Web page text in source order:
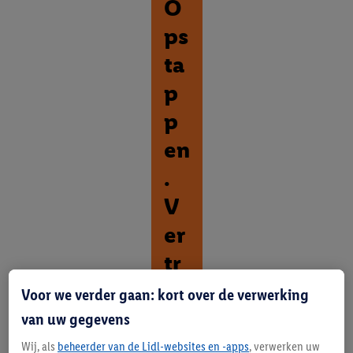
O
ps
ta
p
p
en
.
V
er
tr
ek
Voor we verder gaan: kort over de verwerking
van uw gegevens
Wij, als beheerder van de Lidl-websites en -apps, verwerken uw